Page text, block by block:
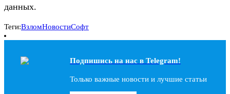
данных.
Теги:ВзломНовостиСофт
Подпишись на наc в Telegram!
Только важные новости и лучшие статьи